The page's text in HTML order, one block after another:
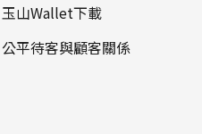
玉山Wallet下載
公平待客與顧客關係